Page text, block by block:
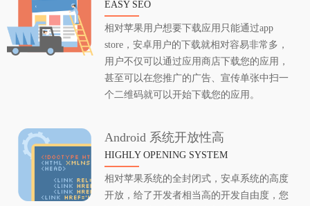
EASY SEO
相对苹果用户想要下载应用只能通过app
store，安卓用户的下载就相对容易非常多，
用户不仅可以通过应用商店下载您的应用，
甚至可以在您推广的广告、宣传单张中扫一
个二维码就可以开始下载您的应用。
Android 系统开放性高
HIGHLY OPENING SYSTEM
相对苹果系统的全封闭式，安卓系统的高度
开放，给了开发者相当高的开发自由度，您